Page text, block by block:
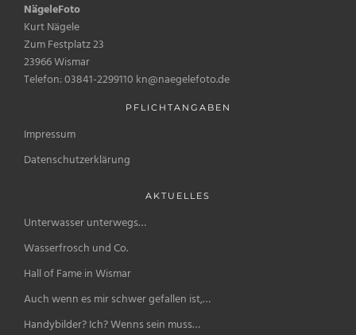
NägeleFoto
Kurt Nägele
Zum Festplatz 23
23966 Wismar
Telefon: 03841-2299110 kn@naegelefoto.de
PFLICHTANGABEN
Impressum
Datenschutzerklärung
AKTUELLES
Unterwasser unterwegs…
Wasserfrosch und Co.
Hall of Fame in Wismar
Auch wenn es mir schwer gefallen ist,…
Handybilder? Ich? Wenns sein muss…